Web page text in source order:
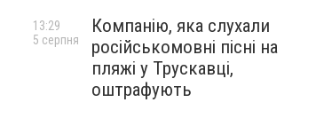
Компанію, яка слухали
російськомовні пісні на
пляжі у Трускавці,
оштрафують
13:29
5 серпня